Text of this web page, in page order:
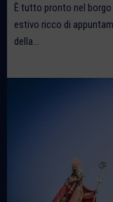
È tutto pronto nel borgo
estivo ricco di
della...